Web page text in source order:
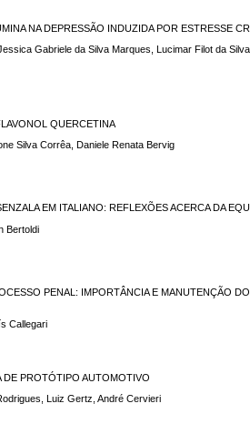
NA DEPRESSÃO INDUZIDA POR ESTRESSE
Gabriele da Silva Marques, Lucimar Filot da
QUERCETINA
Silva Corrêa, Daniele Renata Bervig
EM ITALIANO: REFLEXÕES ACERCA DA
Bertoldi
PENAL: IMPORTÂNCIA E MANUTENÇÃO
Callegari
DE PROTÓTIPO AUTOMOTIVO
Luiz Gertz, André Cervieri